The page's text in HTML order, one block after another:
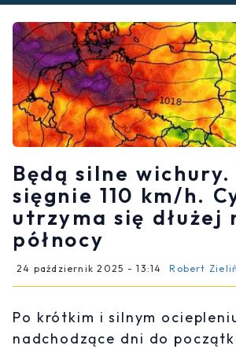
Będą silne
sięgnie 110 km/h.
utrzyma się dłużej
północy
24 październik 2025 - 13:14 Robert
Po krótkim i silnym
nadchodzące dni do